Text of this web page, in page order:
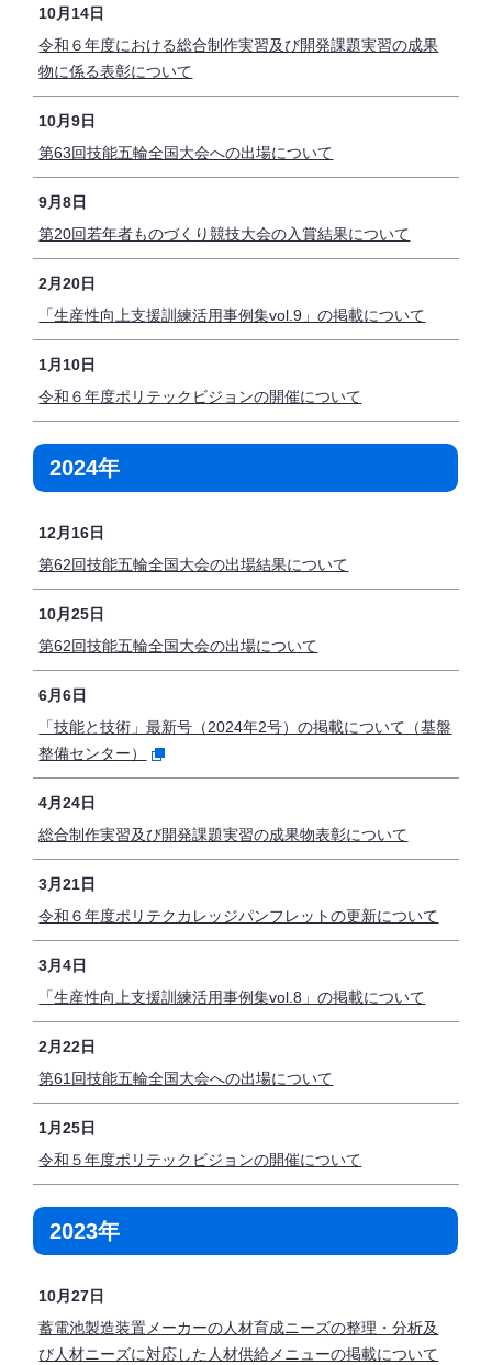
10月14日
令和６年度における総合制作実習及び開発課題実習の成果
物に係る表彰について
10月9日
第63回技能五輪全国大会への出場について
9月8日
第20回若年者ものづくり競技大会の入賞結果について
2月20日
「生産性向上支援訓練活用事例集vol.9」の掲載について
1月10日
令和６年度ポリテックビジョンの開催について
2024年
12月16日
第62回技能五輪全国大会の出場結果について
10月25日
第62回技能五輪全国大会の出場について
6月6日
「技能と技術」最新号（2024年2号）の掲載について（基盤
整備センター）
4月24日
総合制作実習及び開発課題実習の成果物表彰について
3月21日
令和６年度ポリテクカレッジパンフレットの更新について
3月4日
「生産性向上支援訓練活用事例集vol.8」の掲載について
2月22日
第61回技能五輪全国大会への出場について
1月25日
令和５年度ポリテックビジョンの開催について
2023年
10月27日
蓄電池製造装置メーカーの人材育成ニーズの整理・分析及
び人材ニーズに対応した人材供給メニューの掲載について